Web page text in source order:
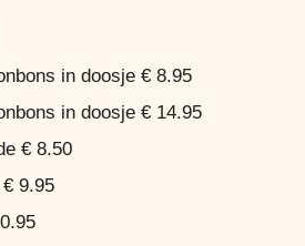
in doosje € 8.95
in doosje € 14.95
€ 8.50
9.95